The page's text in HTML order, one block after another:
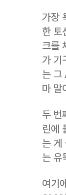
가장
한 토
크를
가 기
는 그
마 말
두 번
린에
는 게
는 유
여기